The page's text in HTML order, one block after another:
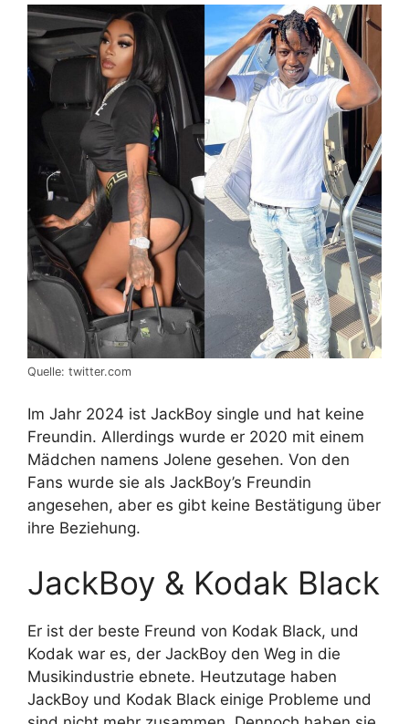
Quelle: twitter.com
Im Jahr 2024 ist JackBoy single und hat keine
Freundin. Allerdings wurde er 2020 mit einem
Mädchen namens Jolene gesehen. Von den
Fans wurde sie als JackBoy’s Freundin
angesehen, aber es gibt keine Bestätigung über
ihre Beziehung.
JackBoy & Kodak Black
Er ist der beste Freund von Kodak Black, und
Kodak war es, der JackBoy den Weg in die
Musikindustrie ebnete. Heutzutage haben
JackBoy und Kodak Black einige Probleme und